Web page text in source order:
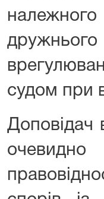
судом при
Доповідач